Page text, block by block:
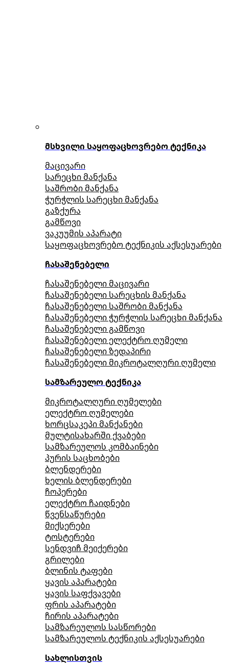
მსხვილი საყოფაცხოვრებო ტექნიკა
მაცივარი
სარეცხი მანქანა
საშრობი მანქანა
ჭურჭლის სარეცხი მანქანა
გაზქურა
გამწოვი
ვაკუუმის აპარატი
საყოფაცხოვრებო ტექნიკის აქსესუარები
ჩასაშენებელი
ჩასაშენებელი მაცივარი
ჩასაშენებელი სარეცხის მანქანა
ჩასაშენებელი საშრობი მანქანა
ჩასაშენებელი ჭურჭლის სარეცხი მანქანა
ჩასაშენებელი გამწოვი
ჩასაშენებელი ელექტრო ღუმელი
ჩასაშენებელი ზედაპირი
ჩასაშენებელი მიკროტალღური ღუმელი
სამზარეულო ტექნიკა
მიკროტალღური ღუმელები
ელექტრო ღუმელები
ხორცსაკეპი მანქანები
მულტისახარში ქვაბები
სამზარეულოს კომბაინები
პურის საცხობები
ბლენდერები
ხელის ბლენდერები
ჩოპერები
ელექტრო ჩაიდნები
წვენსაწურები
მიქსერები
ტოსტერები
სენდვიჩ მეიქერები
გრილები
ბლინის ტაფები
ყავის აპარატები
ყავის საფქვავები
ფრის აპარატები
ჩირის აპარატები
სამზარეულოს სასწორები
სამზარეულოს ტექნიკის აქსესუარები
სახლისთვის